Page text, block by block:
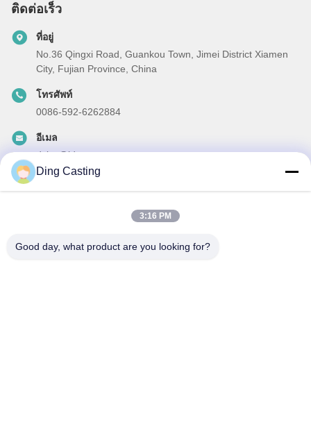
ติดต่อเร็ว
ที่อยู่
No.36 Qingxi Road, Guankou Town, Jimei District Xiamen
City, Fujian Province, China
โทรศัพท์
0086-592-6262884
อีเมล
dzivy@idzxm.cn
สมัครสมาชิกข่าวสารของเรา เพื่อรับส่วนลดและอื่นๆ
Ding Casting
3:16 PM
Good day, what product are you looking for?